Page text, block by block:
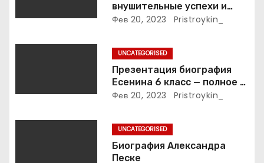
а
п
с
я
внушительные успехи и
интимные подробности
Фев 20, 2023 Pristroykin_
UNCATEGORISED
Презентация биография
Есенина 6 класс — полное и
подробное описание жизни
Фев 20, 2023 Pristroykin_
UNCATEGORISED
Биография Александра
Песке